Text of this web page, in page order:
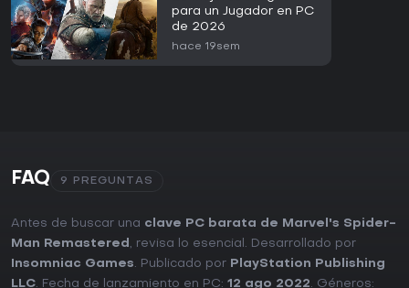
para un Jugador en PC
de 2026
hace 19sem
FAQ 9 PREGUNTAS
Antes de buscar una clave PC barata de Marvel's Spider-
Man Remastered , revisa lo esencial. Desarrollado por
Insomniac Games. Publicado por PlayStation Publishing
LLC. Fecha de lanzamiento en PC: 12 ago 2022. Géneros: